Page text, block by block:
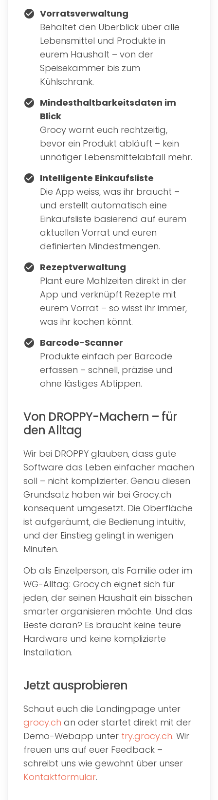
check_circle Vorratsverwaltung
Behaltet den Überblick über alle
Lebensmittel und Produkte in
eurem Haushalt – von der
Speisekammer bis zum
Kühlschrank.
check_circle Mindesthaltbarkeitsdaten im
Blick
Grocy warnt euch rechtzeitig,
bevor ein Produkt abläuft – kein
unnötiger Lebensmittelabfall mehr.
check_circle Intelligente Einkaufsliste
Die App weiss, was ihr braucht –
und erstellt automatisch eine
Einkaufsliste basierend auf eurem
aktuellen Vorrat und euren
definierten Mindestmengen.
check_circle Rezeptverwaltung
Plant eure Mahlzeiten direkt in der
App und verknüpft Rezepte mit
eurem Vorrat – so wisst ihr immer,
was ihr kochen könnt.
check_circle Barcode-Scanner
Produkte einfach per Barcode
erfassen – schnell, präzise und
ohne lästiges Abtippen.
Von DROPPY-Machern – für
den Alltag
Wir bei DROPPY glauben, dass gute
Software das Leben einfacher machen
soll – nicht komplizierter. Genau diesen
Grundsatz haben wir bei Grocy.ch
konsequent umgesetzt. Die Oberfläche
ist aufgeräumt, die Bedienung intuitiv,
und der Einstieg gelingt in wenigen
Minuten.
Ob als Einzelperson, als Familie oder im
WG-Alltag: Grocy.ch eignet sich für
jeden, der seinen Haushalt ein bisschen
smarter organisieren möchte. Und das
Beste daran? Es braucht keine teure
Hardware und keine komplizierte
Installation.
Jetzt ausprobieren
Schaut euch die Landingpage unter
grocy.ch an oder startet direkt mit der
Demo-Webapp unter try.grocy.ch. Wir
freuen uns auf euer Feedback –
schreibt uns wie gewohnt über unser
Kontaktformular.